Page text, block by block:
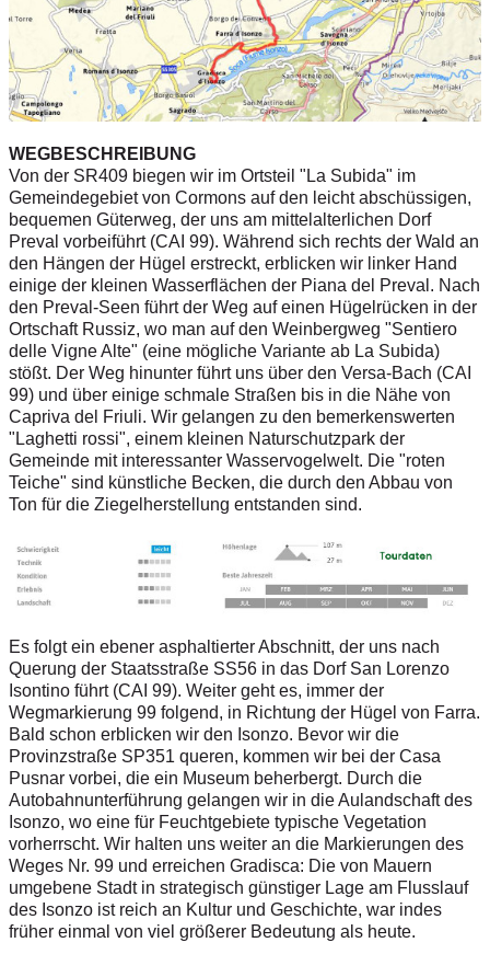
WEGBESCHREIBUNG
Von der SR409 biegen wir im Ortsteil "La Subida" im
Gemeindegebiet von Cormons auf den leicht abschüssigen,
bequemen Güterweg, der uns am mittelalterlichen Dorf
Preval vorbeiführt (CAI 99). Während sich rechts der Wald an
den Hängen der Hügel erstreckt, erblicken wir linker Hand
einige der kleinen Wasserflächen der Piana del Preval. Nach
den Preval-Seen führt der Weg auf einen Hügelrücken in der
Ortschaft Russiz, wo man auf den Weinbergweg "Sentiero
delle Vigne Alte" (eine mögliche Variante ab La Subida)
stößt. Der Weg hinunter führt uns über den Versa-Bach (CAI
99) und über einige schmale Straßen bis in die Nähe von
Capriva del Friuli. Wir gelangen zu den bemerkenswerten
"Laghetti rossi", einem kleinen Naturschutzpark der
Gemeinde mit interessanter Wasservogelwelt. Die "roten
Teiche" sind künstliche Becken, die durch den Abbau von
Ton für die Ziegelherstellung entstanden sind.
Es folgt ein ebener asphaltierter Abschnitt, der uns nach
Querung der Staatsstraße SS56 in das Dorf San Lorenzo
Isontino führt (CAI 99). Weiter geht es, immer der
Wegmarkierung 99 folgend, in Richtung der Hügel von Farra.
Bald schon erblicken wir den Isonzo. Bevor wir die
Provinzstraße SP351 queren, kommen wir bei der Casa
Pusnar vorbei, die ein Museum beherbergt. Durch die
Autobahnunterführung gelangen wir in die Aulandschaft des
Isonzo, wo eine für Feuchtgebiete typische Vegetation
vorherrscht. Wir halten uns weiter an die Markierungen des
Weges Nr. 99 und erreichen Gradisca: Die von Mauern
umgebene Stadt in strategisch günstiger Lage am Flusslauf
des Isonzo ist reich an Kultur und Geschichte, war indes
früher einmal von viel größerer Bedeutung als heute.